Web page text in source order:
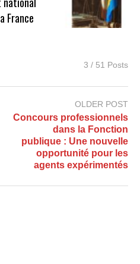
France
3 / 51 Posts
OLDER POST
Concours professionnels
dans la Fonction
publique : Une nouvelle
opportunité pour les
agents expérimentés